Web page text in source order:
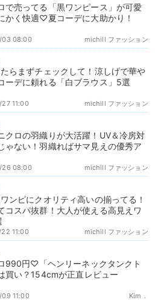
で売ってる「黒ワンピース」が可愛
かく快適♡夏コーデに大助かり！
michill ファッション
08:00
らまずチェックして！涼しげで華や
ーデに頼れる「白ブラウス」5選
michill ファッション
11:00
クロの羽織りが大活躍！UV＆冷房対
ゃない！羽織ればサマ見えの優秀ア
michill ファッション
08:00
ンピにクオリティ高いの揃ってる！
コスパ抜群！大人が使える高見えワ
michill ファッション
11:00
990円♡「ヘンリーネックタンクト
買い？154cmが正直レビュー
Kim．
11:00